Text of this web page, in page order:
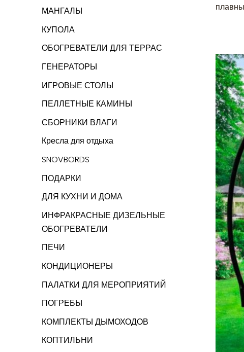
МАНГАЛЫ
КУПОЛА
ОБОГРЕВАТЕЛИ ДЛЯ ТЕРРАС
ГЕНЕРАТОРЫ
ИГРОВЫЕ СТОЛЫ
ПЕЛЛЕТНЫЕ КАМИНЫ
СБОРНИКИ ВЛАГИ
Кресла для отдыха
SNOVBORDS
ПОДАРКИ
ДЛЯ КУХНИ И ДОМА
ИНФРАКРАСНЫЕ ДИЗЕЛЬНЫЕ
ОБОГРЕВАТЕЛИ
ПЕЧИ
КОНДИЦИОНЕРЫ
ПАЛАТКИ ДЛЯ МЕРОПРИЯТИЙ
ПОГРЕБЫ
КОМПЛЕКТЫ ДЫМОХОДОВ
КОПТИЛЬНИ